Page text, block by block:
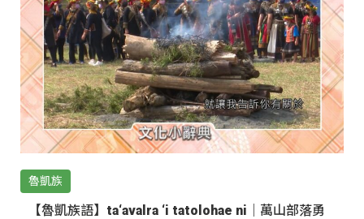
魯凱族
【魯凱族語】ta‘avalra ‘i tatolohae ni｜萬山部落勇